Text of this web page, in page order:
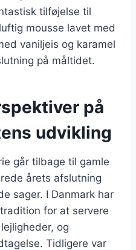
tilføjelse til
mousse lavet med
vaniljeis og karamel
på måltidet.
på
udvikling
går tilbage til gamle
årets afslutning
sager. I Danmark har
for at servere
og
Tidligere var